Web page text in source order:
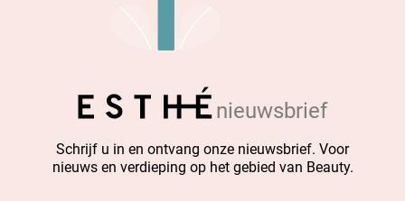
nieuwsbrief
Schrijf u in en ontvang onze nieuwsbrief. Voor
nieuws en verdieping op het gebied van Beauty.